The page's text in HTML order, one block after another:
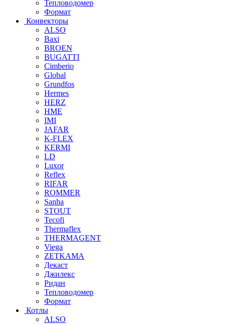
Тепловодомер
Формат
Конвекторы
ALSO
Baxi
BROEN
BUGATTI
Cimberio
Global
Grundfos
Hermes
HERZ
HME
IMI
JAFAR
K-FLEX
KERMI
LD
Luxor
Reflex
RIFAR
ROMMER
Sanha
STOUT
Tecofi
Thermaflex
THERMAGENT
Viega
ZETKAMA
Декаст
Джилекс
Ридан
Тепловодомер
Формат
Котлы
ALSO